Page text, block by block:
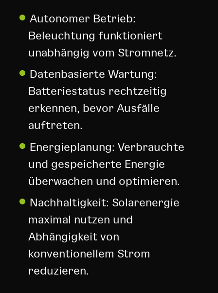
Autonomer Betrieb:
Beleuchtung funktioniert
unabhängig vom Stromnetz.
Datenbasierte Wartung:
Batteriestatus rechtzeitig
erkennen, bevor Ausfälle
auftreten.
Energieplanung: Verbrauchte
und gespeicherte Energie
überwachen und optimieren.
Nachhaltigkeit: Solarenergie
maximal nutzen und
Abhängigkeit von
konventionellem Strom
reduzieren.